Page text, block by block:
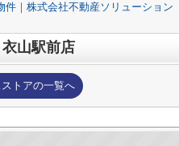
件｜株式会社不動産ソリューション
山駅前店
トアの一覧へ